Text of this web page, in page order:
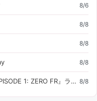
8/6
8/8
8/8
8/8
NMIXX『NMIXX 1ST WORLD TOUR <EPISODE 1: ZERO FR』ライブ・コンサート情報 8/8